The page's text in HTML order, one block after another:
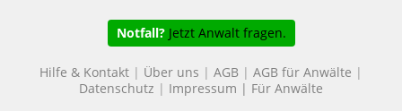
Notfall? Jetzt Anwalt fragen.
Hilfe & Kontakt | Über uns | AGB | AGB für Anwälte |
Datenschutz | Impressum | Für Anwälte